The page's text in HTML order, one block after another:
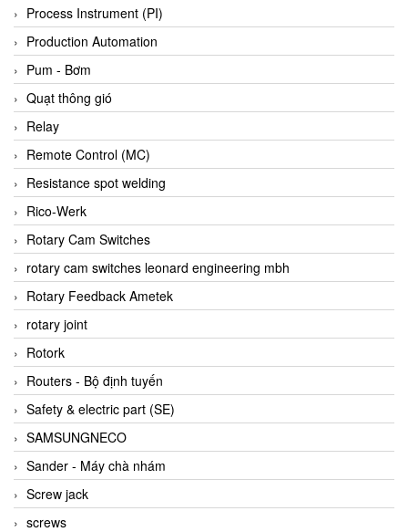
BK Vibro
Black Box
BlackBox Vietnam
BLAGDON PUMP
Bloom Engineering
Boneng
Bopp & Reuther Messtechnik
Bosch
Boydcorp
BRAUN Vietnam
Brinkmann Pumpen
BRONKHORST
Brook Instrument
Brooks Instrument Vietnam
Buhler
BURLING INSTRUMENTS
Burster
BUSCHJOST
Calectro
Process Instrument (PI)
Production Automation
Pum - Bơm
Quạt thông gió
Relay
Remote Control (MC)
Resistance spot welding
Rico-Werk
Rotary Cam Switches
rotary cam switches leonard engineering mbh
Rotary Feedback Ametek
rotary joint
Rotork
Routers - Bộ định tuyến
Safety & electric part (SE)
SAMSUNGNECO
Sander - Máy chà nhám
Screw jack
screws